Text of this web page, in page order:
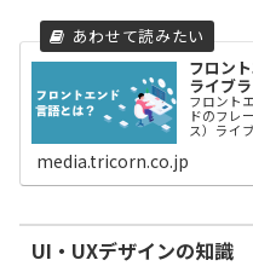
フロン
ライブ
フロント
ドのフレ
ス）ライ
開発に
media.tricorn.co.jp
UI・UXデザインの知識